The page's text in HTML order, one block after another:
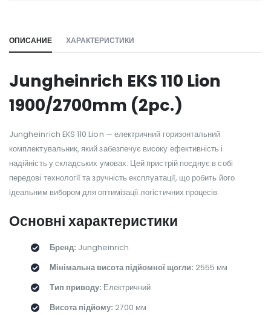
ОПИСАНИЕ ХАРАКТЕРИСТИКИ
Jungheinrich EKS 110 Lion
1900/2700mm (2pc.)
Jungheinrich EKS 110 Lion — електричний горизонтальний
комплектувальник, який забезпечує високу ефективність і
надійність у складських умовах. Цей пристрій поєднує в собі
передові технології та зручність експлуатації, що робить його
ідеальним вибором для оптимізації логістичних процесів.
Основні характеристики
Бренд: Jungheinrich
Мінімальна висота підйомної щогли: 2555 мм
Тип приводу: Електричний
Висота підйому: 2700 мм